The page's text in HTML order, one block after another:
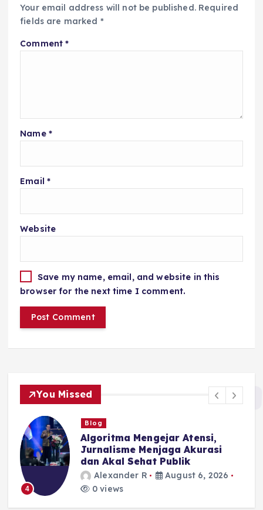
Your email address will not be published. Required
fields are marked *
Comment*
Name *
Email *
Website
Save my name, email, and website in this
browser for the next time I comment.
You Missed
4
Blog
Algoritma Mengejar Atensi,
Jurnalisme Menjaga Akurasi
dan Akal Sehat Publik
Alexander R
August 6, 2026
0 views